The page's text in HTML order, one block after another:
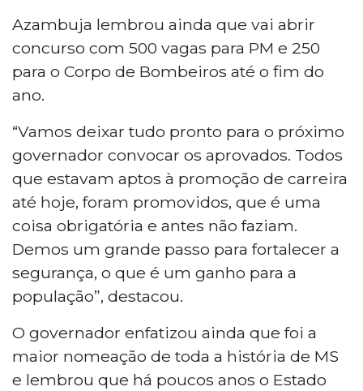
Azambuja lembrou ainda que vai abrir
concurso com 500 vagas para PM e 250
para o Corpo de Bombeiros até o fim do
ano.
“Vamos deixar tudo pronto para o próximo
governador convocar os aprovados. Todos
que estavam aptos à promoção de carreira
até hoje, foram promovidos, que é uma
coisa obrigatória e antes não faziam.
Demos um grande passo para fortalecer a
segurança, o que é um ganho para a
população”, destacou.
O governador enfatizou ainda que foi a
maior nomeação de toda a história de MS
e lembrou que há poucos anos o Estado